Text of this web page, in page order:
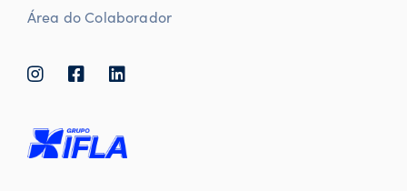
Área do Colaborador